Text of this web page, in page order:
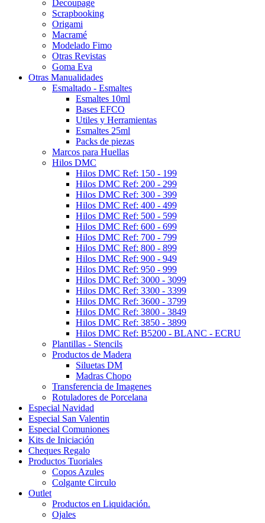
Decoupage
Scrapbooking
Origami
Macramé
Modelado Fimo
Otras Revistas
Goma Eva
Otras Manualidades
Esmaltado - Esmaltes
Esmaltes 10ml
Bases EFCO
Utiles y Herramientas
Esmaltes 25ml
Packs de piezas
Marcos para Huellas
Hilos DMC
Hilos DMC Ref: 150 - 199
Hilos DMC Ref: 200 - 299
Hilos DMC Ref: 300 - 399
Hilos DMC Ref: 400 - 499
Hilos DMC Ref: 500 - 599
Hilos DMC Ref: 600 - 699
Hilos DMC Ref: 700 - 799
Hilos DMC Ref: 800 - 899
Hilos DMC Ref: 900 - 949
Hilos DMC Ref: 950 - 999
Hilos DMC Ref: 3000 - 3099
Hilos DMC Ref: 3300 - 3399
Hilos DMC Ref: 3600 - 3799
Hilos DMC Ref: 3800 - 3849
Hilos DMC Ref: 3850 - 3899
Hilos DMC Ref: B5200 - BLANC - ECRU
Plantillas - Stencils
Productos de Madera
Siluetas DM
Madras Chopo
Transferencia de Imagenes
Rotuladores de Porcelana
Especial Navidad
Especial San Valentin
Especial Comuniones
Kits de Iniciación
Cheques Regalo
Productos Tuoriales
Copos Azules
Colgante Circulo
Outlet
Productos en Liquidación.
Ojales